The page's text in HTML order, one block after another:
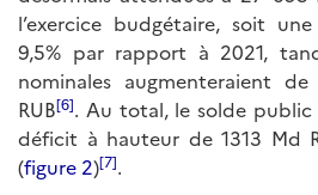
l’exercice budgétaire, soit
9,5% par rapport à 2021,
nominales augmenteraient
RUB[6]. Au total, le solde public
déficit à hauteur de 1313 Md
(figure 2)[7].